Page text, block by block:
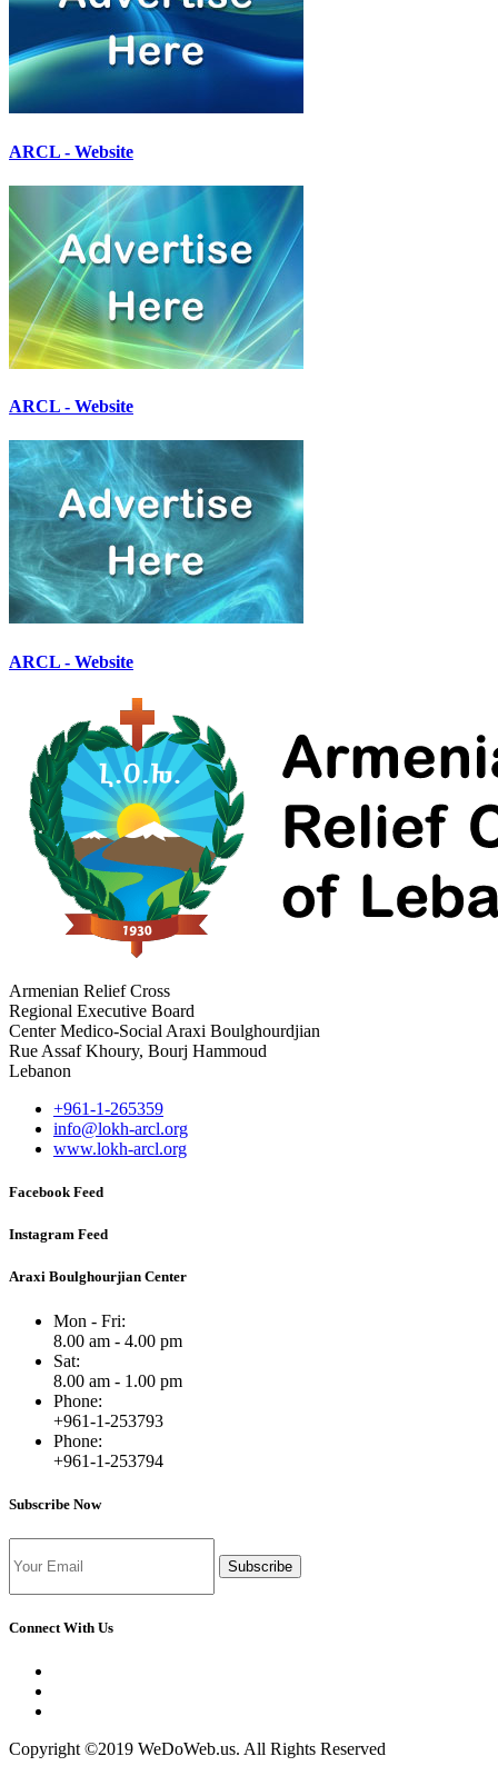
ARCL - Website
ARCL - Website
ARCL - Website
Armenian Relief Cross
Regional Executive Board
Center Medico-Social Araxi Boulghourdjian
Rue Assaf Khoury, Bourj Hammoud
Lebanon
+961-1-265359
info@lokh-arcl.org
www.lokh-arcl.org
Facebook Feed
Instagram Feed
Araxi Boulghourjian Center
Mon - Fri:
8.00 am - 4.00 pm
Sat:
8.00 am - 1.00 pm
Phone:
+961-1-253793
Phone:
+961-1-253794
Subscribe Now
Subscribe
Connect With Us
Copyright ©2019 WeDoWeb.us. All Rights Reserved